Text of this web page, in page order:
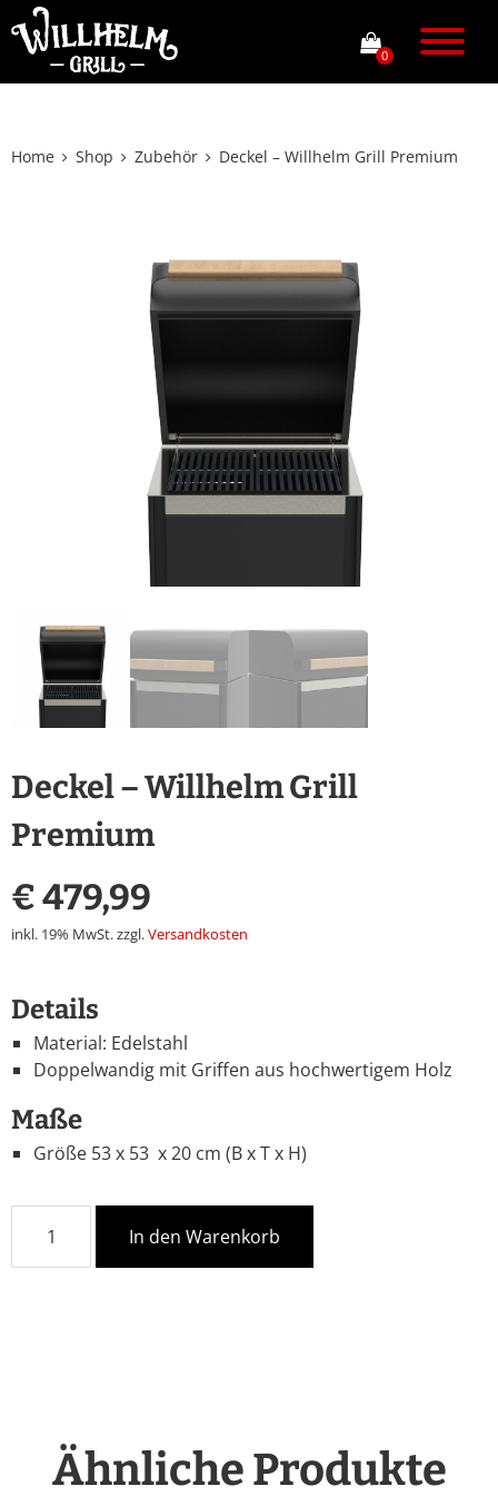
0
Home Shop Zubehör Deckel – Willhelm Grill Premium
Deckel – Willhelm Grill
Premium
€479,99
inkl. 19% MwSt.zzgl.Versandkosten
Details
Material: Edelstahl
Doppelwandig mit Griffen aus hochwertigem Holz
Maße
Größe 53 x 53 x 20 cm (B x T x H)
In den Warenkorb
Ähnliche Produkte